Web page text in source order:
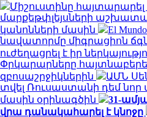
Միշուստինը հայտարարել
մարքեթփլեյսների
կանոնների մասին
El
նավատորմը միգրացիոն
ուժեղացրել է իր
Փրկարարները
զբոսաշրջիկներին
ԱՄՆ
տվել Ռուսաստանի դեմ
մասին օրինագծին
31-
վրա դանակահարել է կնոջը